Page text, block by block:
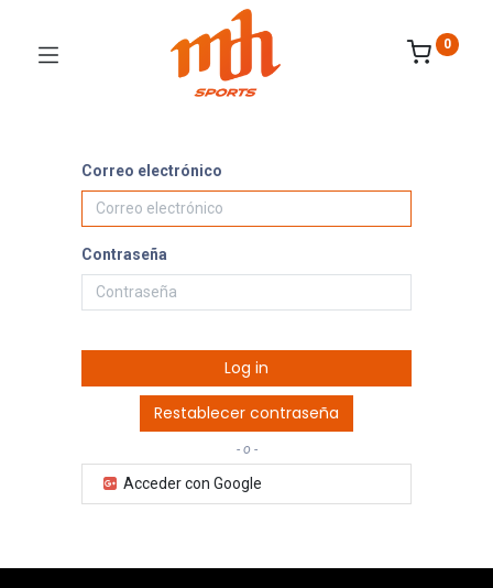
0
Correo electrónico
Contraseña
Log in
Restablecer contraseña
- o -
Acceder con Google